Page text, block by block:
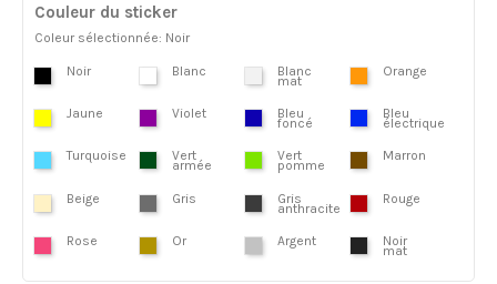
Couleur du sticker
Coleur sélectionnée: Noir
Noir Blanc Blanc
mat
Orange
Jaune Violet Bleu
foncé
Bleu
électrique
Turquoise Vert
armée
Vert
pomme
Marron
Beige Gris Gris
anthracite
Rouge
Rose Or Argent Noir
mat